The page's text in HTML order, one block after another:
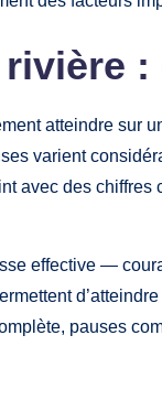
atteindre sur
varient
avec des
effective —
pauses